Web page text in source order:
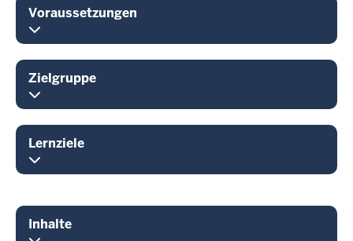
Voraussetzungen
Zielgruppe
Lernziele
Inhalte